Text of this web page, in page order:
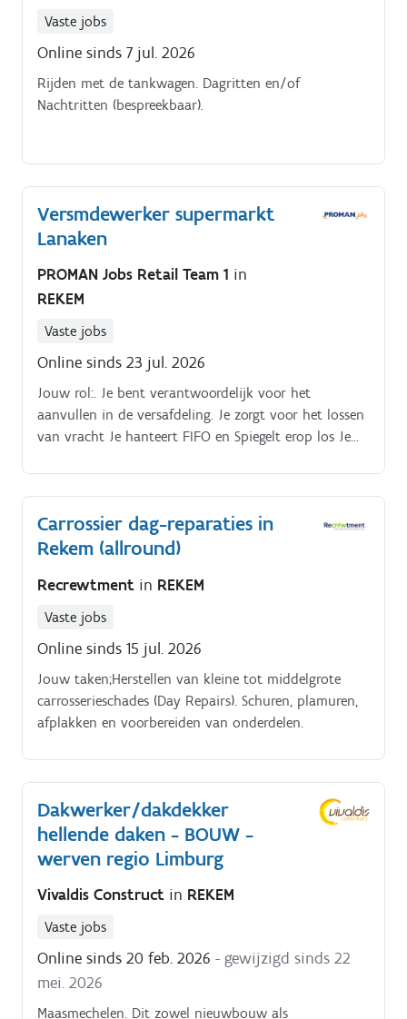
Vaste jobs
Online sinds 7 jul. 2026
Rijden met de tankwagen. Dagritten en/of
Nachtritten (bespreekbaar).
Versmdewerker supermarkt
Lanaken
PROMAN Jobs Retail Team 1 in
REKEM
Vaste jobs
Online sinds 23 jul. 2026
Jouw rol:. Je bent verantwoordelijk voor het
aanvullen in de versafdeling. Je zorgt voor het lossen
van vracht Je hanteert FIFO en Spiegelt erop los Je
Carrossier dag-reparaties in
Rekem (allround)
Recrewtment in REKEM
Vaste jobs
Online sinds 15 jul. 2026
Jouw taken;Herstellen van kleine tot middelgrote
carrosserieschades (Day Repairs). Schuren, plamuren,
afplakken en voorbereiden van onderdelen.
Dakwerker/dakdekker
hellende daken - BOUW -
werven regio Limburg
Vivaldis Construct in REKEM
Vaste jobs
Online sinds 20 feb. 2026 - gewijzigd sinds 22
mei. 2026
Maasmechelen. Dit zowel nieuwbouw als